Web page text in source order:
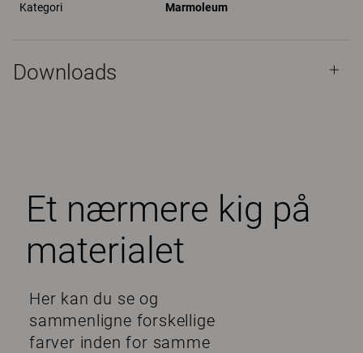
Kategori Marmoleum
Downloads
Et nærmere kig på
materialet
Her kan du se og
sammenligne forskellige
farver inden for samme